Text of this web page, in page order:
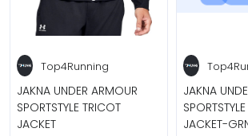
Top4Running
JAKNA UNDER ARMOUR
SPORTSTYLE TRICOT
JACKET
JAKNA
JACKET-